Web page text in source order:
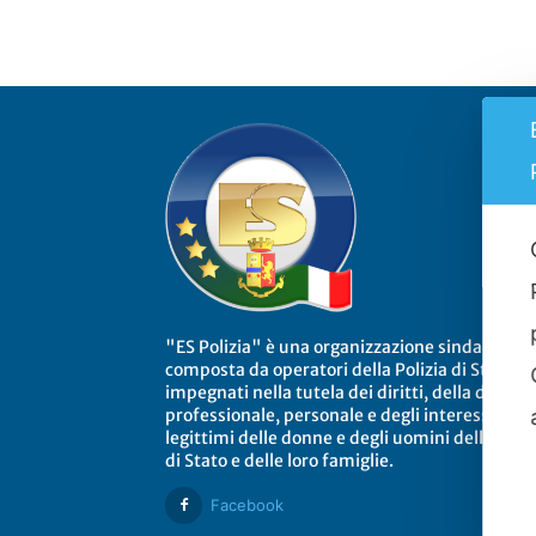
"ES Polizia" è una organizzazione sindacale
composta da operatori della Polizia di Stato
impegnati nella tutela dei diritti, della dignità
professionale, personale e degli interessi
legittimi delle donne e degli uomini della
di Stato e delle loro famiglie.
Facebook